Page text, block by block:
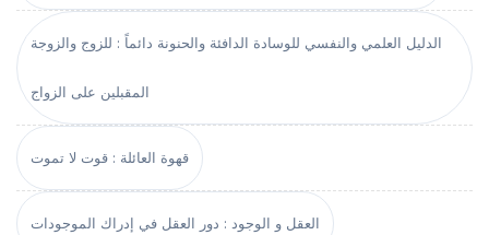
الدليل العلمي والنفسي للوسادة الدافئة والحنونة دائماً : للزوج والزوجة
المقبلين على الزواج
قهوة العائلة : قوت لا تموت
العقل و الوجود : دور العقل في إدراك الموجودات